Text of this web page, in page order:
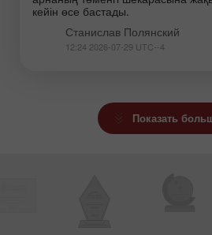
кейін өсе бастады.
Станислав Полянский
12:24 2026-07-29 UTC--4
Показать